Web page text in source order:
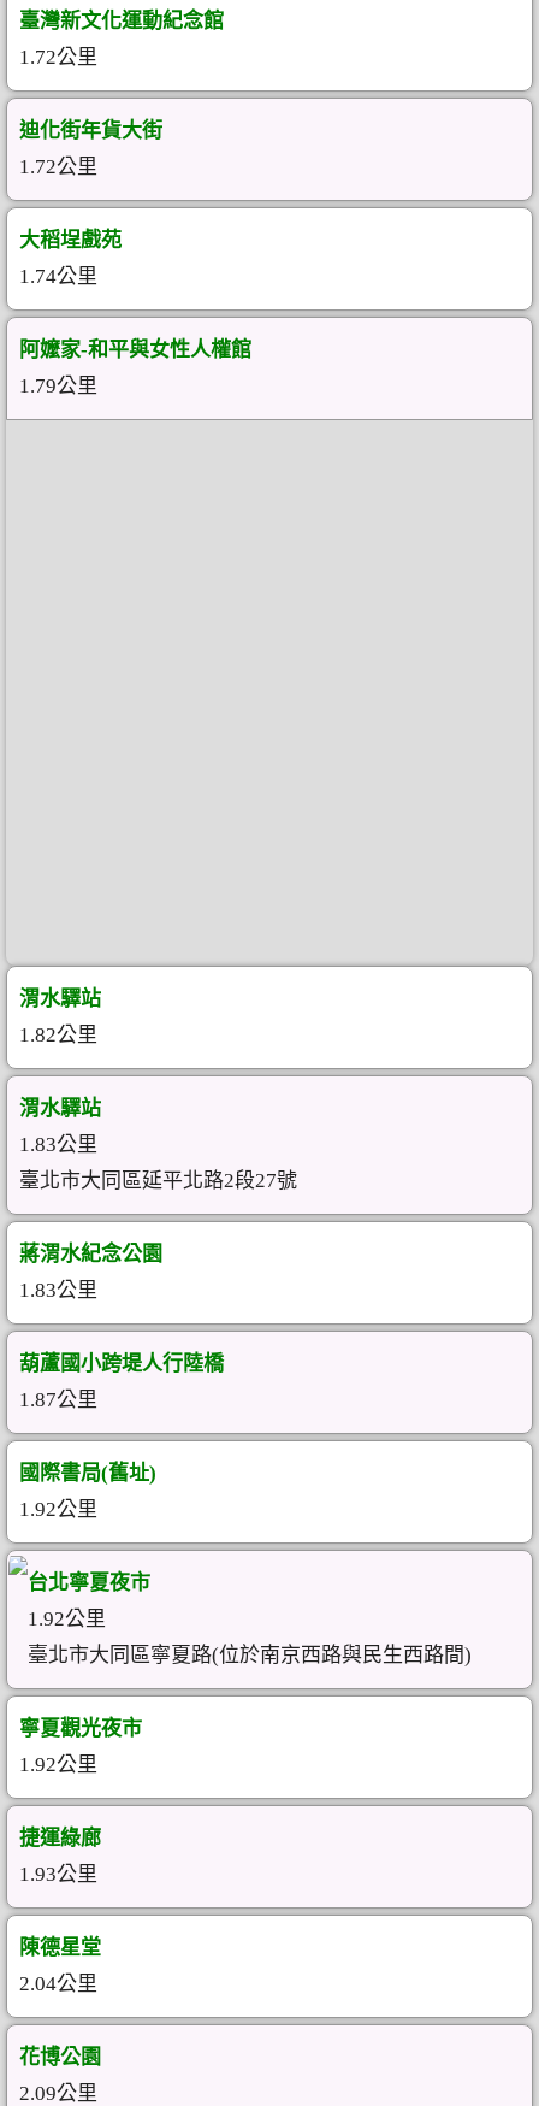
臺灣新文化運動紀念館
1.72公里
迪化街年貨大街
1.72公里
大稻埕戲苑
1.74公里
阿嬤家-和平與女性人權館
1.79公里
渭水驛站
1.82公里
渭水驛站
1.83公里
臺北市大同區延平北路2段27號
蔣渭水紀念公園
1.83公里
葫蘆國小跨堤人行陸橋
1.87公里
國際書局(舊址)
1.92公里
台北寧夏夜市
1.92公里
臺北市大同區寧夏路(位於南京西路與民生西路間)
寧夏觀光夜市
1.92公里
捷運綠廊
1.93公里
陳德星堂
2.04公里
花博公園
2.09公里